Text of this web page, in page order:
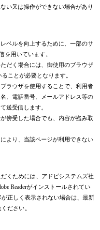
い又は操作ができない場合があり
ベルを向上するために、一部のサ
を用いています。
だく場合には、御使用のブラウザ
ことが必要となります。
ラウザを使用することで、利用者
、電話番号、メールアドレス等の
送受信します。
傍受した場合でも、内容が盗み取
より、当該ページが利用できない
くためには、アドビシステムズ社
Readerがインストールされてい
正しく表示されない場合は、最新
ださい。